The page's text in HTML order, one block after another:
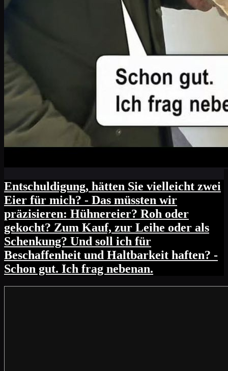
Entschuldigung, hätten Sie vielleicht zwei
Eier für mich? - Das müssten wir
präzisieren: Hühnereier? Roh oder
gekocht? Zum Kauf, zur Leihe oder als
Schenkung? Und soll ich für
Beschaffenheit und Haltbarkeit haften? -
Schon gut. Ich frag nebenan.